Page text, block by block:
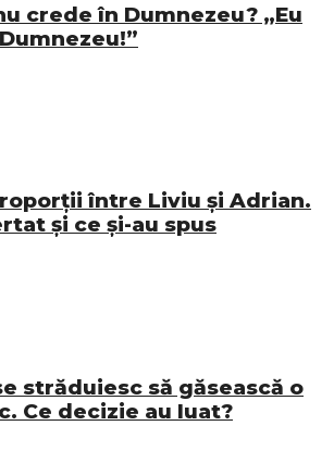
crede în Dumnezeu? „Eu
între Liviu și Adrian.
și ce și-au spus
străduiesc să găsească o
Ce decizie au luat?